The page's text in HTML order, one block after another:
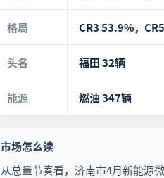
格局 CR3 53.9%，
头名 福田 32辆
能源 燃油 347辆
市场怎么读
从总量节奏看，济南市4月新能源